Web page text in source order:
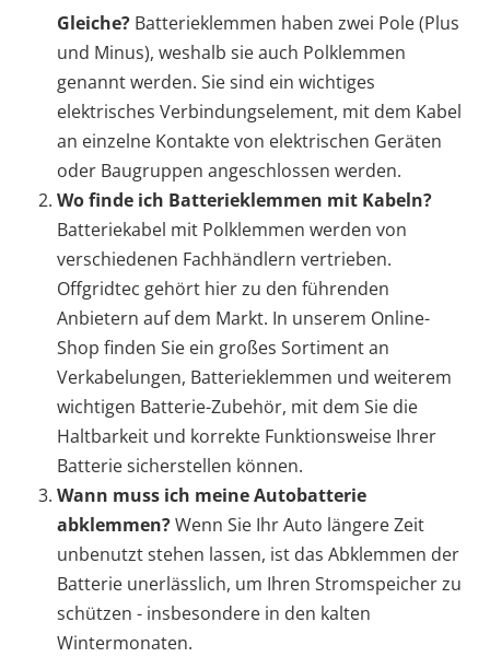
Gleiche? Batterieklemmen haben zwei Pole (Plus
und Minus), weshalb sie auch Polklemmen
genannt werden. Sie sind ein wichtiges
elektrisches Verbindungselement, mit dem Kabel
an einzelne Kontakte von elektrischen Geräten
oder Baugruppen angeschlossen werden.
Wo finde ich Batterieklemmen mit Kabeln?
Batteriekabel mit Polklemmen werden von
verschiedenen Fachhändlern vertrieben.
Offgridtec gehört hier zu den führenden
Anbietern auf dem Markt. In unserem Online-
Shop finden Sie ein großes Sortiment an
Verkabelungen, Batterieklemmen und weiterem
wichtigen Batterie-Zubehör, mit dem Sie die
Haltbarkeit und korrekte Funktionsweise Ihrer
Batterie sicherstellen können.
Wann muss ich meine Autobatterie
abklemmen?Wenn Sie Ihr Auto längere Zeit
unbenutzt stehen lassen, ist das Abklemmen der
Batterie unerlässlich, um Ihren Stromspeicher zu
schützen - insbesondere in den kalten
Wintermonaten.